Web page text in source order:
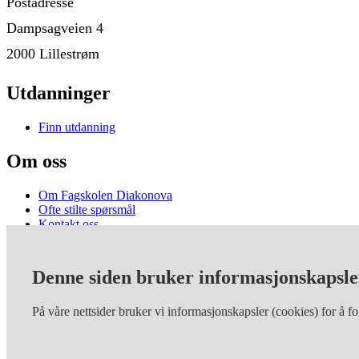
Denne siden bruker
På våre nettsider bruker vi informasjonskapsler (cookies) for å
Dampsagveien 4
2000 Lillestrøm
Utdanninger
Finn utdanning
Om oss
Om Fagskolen Diakonova
Ofte stilte spørsmål
Kontakt oss
Facebooknorth_east